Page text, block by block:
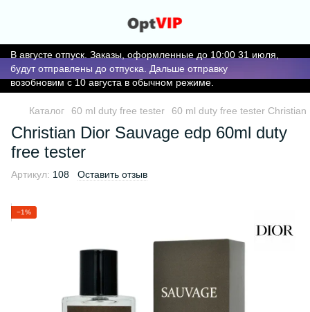
В августе отпуск. Заказы, оформленные до 10:00 31 июля,
будут отправлены до отпуска. Дальше отправку
возобновим с 10 августа в обычном режиме.
Каталог 60 ml duty free tester 60 ml duty free tester Christian
Christian Dior Sauvage edp 60ml duty
free tester
Артикул: 108 Оставить отзыв
−1%